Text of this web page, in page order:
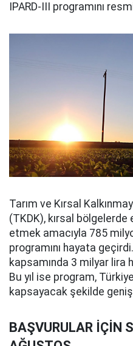
IPARD-III programını
Tarım ve Kırsal
(TKDK), kırsal bölgelerde
etmek amacıyla 785
programını hayata
kapsamında 3 milyar lira
Bu yıl ise program,
kapsayacak şekilde
BAŞVURULAR İÇİN